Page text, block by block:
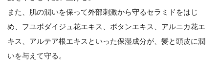
また、肌の潤いを保って外部刺激から守るセラミドをはじ
め、フユボダイジュ花エキス、ボタンエキス、アルニカ花エ
キス、アルテア根エキスといった保湿成分が、髪と頭皮に潤
いを与えて守る。